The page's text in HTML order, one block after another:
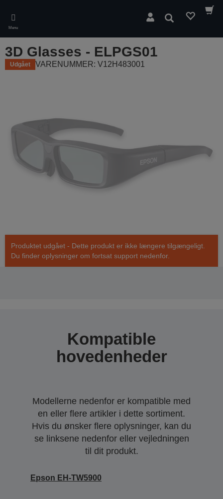
main
content
Menu
Søg
3D Glasses - ELPGS01
Udgået VARENUMMER: V12H483001
Produktet udgået - Dette produkt er ikke længere tilgængeligt.
Du finder oplysninger om fortsat support nedenfor.
Kompatible
hovedenheder
Modellerne nedenfor er kompatible med
en eller flere artikler i dette sortiment.
Hvis du ønsker flere oplysninger, kan du
se linksene nedenfor eller vejledningen
til dit produkt.
Epson EH-TW5900